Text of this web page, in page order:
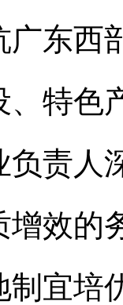
广东西
、特色
负责人
增效的
制宜培